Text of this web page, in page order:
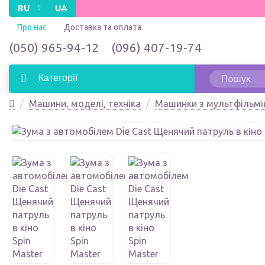
RU UA
Про нас Доставка та оплата
(050) 965-94-12 (096) 407-19-74
Категорії
Машини, моделі, техніка Машинки з